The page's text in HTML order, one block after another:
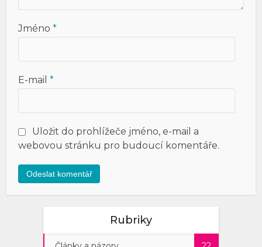
Jméno*
E-mail*
Uložit do prohlížeče jméno, e-mail a
webovou stránku pro budoucí komentáře.
Rubriky